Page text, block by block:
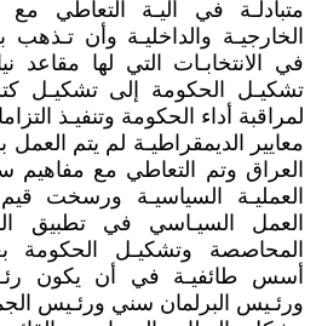
متبادلـة في أليـة التعاطي مع
الخارجيـة والداخليـة وأن تـذهب
في الانتخابـات التي لها مقاعد
تشكيـل الحكومة إلى تشكيـل
لمراقبة أداء الحكومة وتنفيـذ
معايير الديمقراطيـة لم يتم العمل
العراق وتم التعاطي مع مفاهيم
العمليـة السياسيـة ورسخت
العمل السيـاسي في تطبيق
المحاصصة وتشكيـل
أسس طائفيـة في أن يكون
ورئـيس البرلمان سني ورئـيس